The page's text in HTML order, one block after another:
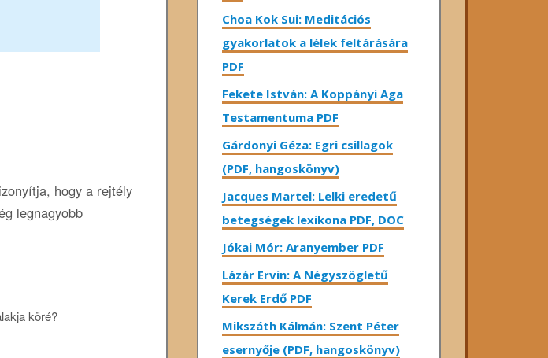
hogy a rejtély
legnagyobb
köré?
Choa Kok Sui: Meditációs
gyakorlatok a lélek feltárására
PDF
Fekete István: A Koppányi Aga
Testamentuma PDF
Gárdonyi Géza: Egri csillagok
(PDF, hangoskönyv)
Jacques Martel: Lelki eredetű
betegségek lexikona PDF, DOC
Jókai Mór: Aranyember PDF
Lázár Ervin: A Négyszögletű
Kerek Erdő PDF
Mikszáth Kálmán: Szent Péter
esernyője (PDF, hangoskönyv)